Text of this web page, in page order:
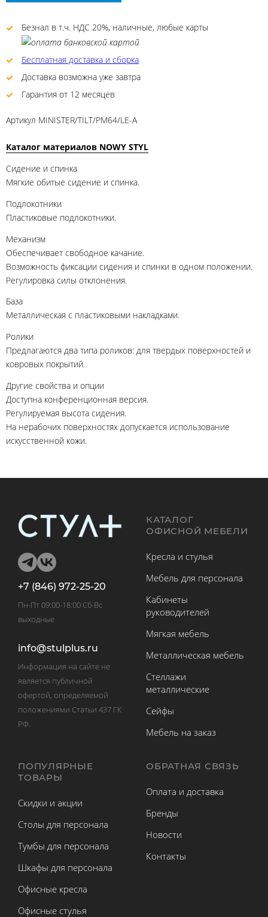
Безнал в т.ч. НДС 20%, наличные, любые карты
Бесплатная доставка и сборка
Доставка возможна уже завтра
Гарантия от 12 месяцев
Артикул MINISTER/TILT/PM64/LE-A
Каталог материалов NOWY STYL
Сидение и спинка
Мягкие обитые сидение и спинка.
Подлокотники
Пластиковые подлокотники.
Механизм
Обеспечивает свободное качание.
Возможность фиксации сидения и спинки в одном положении.
Регулировка силы отклонения.
База
Металлическая с пластиковыми накладками.
Ролики
Предлагаются два типа роликов: для твердых поверхностей и
ковровых покрытий.
Другие свойства и опции
Доступна конференционная версия.
Регулируемая высота сидения.
На нерабочих поверхностях допускается использование
искусственной кожи.
+7 (846) 972-25-20
Пн-Пт 09:00-18:00 Сб-Вс
выходные
info@stulplus.ru
Информация на сайте не
является публичной
офертой, определяемой
положениями Статьи 437 ГК
РФ.
КАТАЛОГ
ОФИСНОЙ МЕБЕЛИ
Кресла и стулья
Мебель для персонала
Кабинеты
руководителей
Мягкая мебель
Металлическая мебель
Стеллажи
металлические
Сейфы
Мебель на заказ
ПОПУЛЯРНЫЕ
ТОВАРЫ
Скидки и акции
Столы для персонала
Тумбы для персонала
Шкафы для персонала
Офисные кресла
Офисные стулья
ОБРАТНАЯ СВЯЗЬ
Оплата и доставка
Бренды
Новости
Контакты